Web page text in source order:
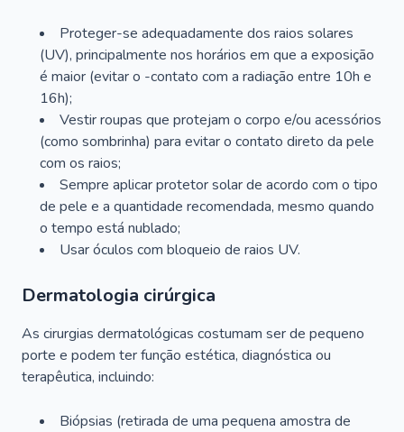
Proteger-se adequadamente dos raios solares
(UV), principalmente nos horários em que a exposição
é maior (evitar o -contato com a radiação entre 10h e
16h);
Vestir roupas que protejam o corpo e/ou acessórios
(como sombrinha) para evitar o contato direto da pele
com os raios;
Sempre aplicar protetor solar de acordo com o tipo
de pele e a quantidade recomendada, mesmo quando
o tempo está nublado;
Usar óculos com bloqueio de raios UV.
Dermatologia cirúrgica
As cirurgias dermatológicas costumam ser de pequeno
porte e podem ter função estética, diagnóstica ou
terapêutica, incluindo:
Biópsias (retirada de uma pequena amostra de